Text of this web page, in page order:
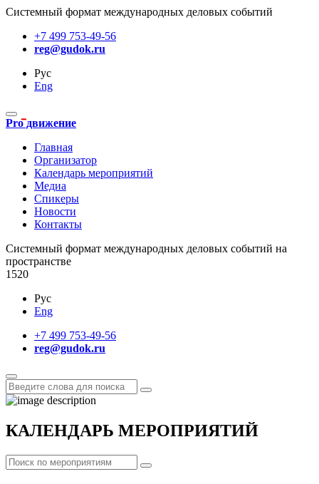
Системный формат международных деловых событий
+7 499 753-49-56
reg@gudok.ru
Рус
Eng
Pro движение
Главная
Организатор
Календарь мероприятий
Медиа
Спикеры
Новости
Контакты
Cистемный формат международных деловых событий на
пространстве
1520
Рус
Eng
+7 499 753-49-56
reg@gudok.ru
КАЛЕНДАРЬ МЕРОПРИЯТИЙ